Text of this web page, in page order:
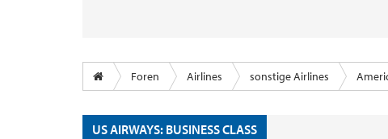
Foren Airlines sonstige Airlines
US AIRWAYS: BUSINESS CLASS